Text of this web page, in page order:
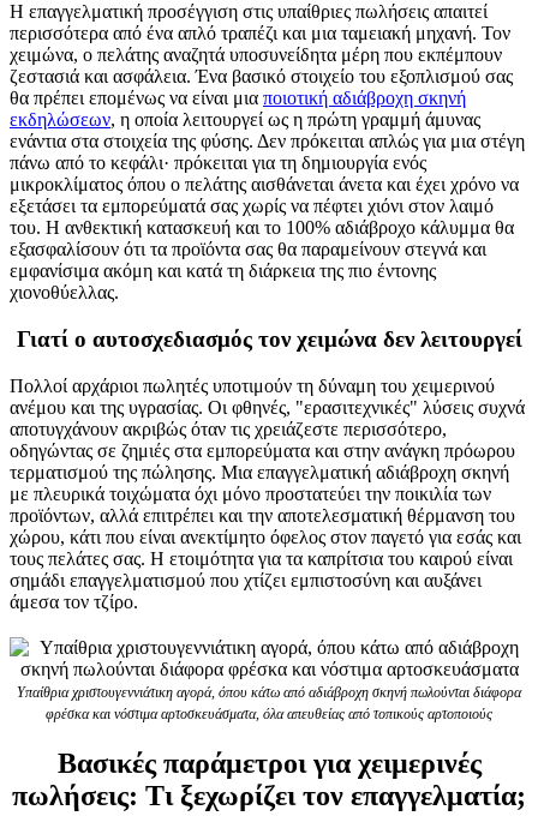
Η επαγγελματική προσέγγιση στις υπαίθριες πωλήσεις απαιτεί
περισσότερα από ένα απλό τραπέζι και μια ταμειακή μηχανή. Τον
χειμώνα, ο πελάτης αναζητά υποσυνείδητα μέρη που εκπέμπουν
ζεστασιά και ασφάλεια. Ένα βασικό στοιχείο του εξοπλισμού σας
θα πρέπει επομένως να είναι μια ποιοτική αδιάβροχη σκηνή
εκδηλώσεων, η οποία λειτουργεί ως η πρώτη γραμμή άμυνας
ενάντια στα στοιχεία της φύσης. Δεν πρόκειται απλώς για μια στέγη
πάνω από το κεφάλι· πρόκειται για τη δημιουργία ενός
μικροκλίματος όπου ο πελάτης αισθάνεται άνετα και έχει χρόνο να
εξετάσει τα εμπορεύματά σας χωρίς να πέφτει χιόνι στον λαιμό
του. Η ανθεκτική κατασκευή και το 100% αδιάβροχο κάλυμμα θα
εξασφαλίσουν ότι τα προϊόντα σας θα παραμείνουν στεγνά και
εμφανίσιμα ακόμη και κατά τη διάρκεια της πιο έντονης
χιονοθύελλας.
Γιατί ο αυτοσχεδιασμός τον χειμώνα δεν λειτουργεί
Πολλοί αρχάριοι πωλητές υποτιμούν τη δύναμη του χειμερινού
ανέμου και της υγρασίας. Οι φθηνές, "ερασιτεχνικές" λύσεις συχνά
αποτυγχάνουν ακριβώς όταν τις χρειάζεστε περισσότερο,
οδηγώντας σε ζημιές στα εμπορεύματα και στην ανάγκη πρόωρου
τερματισμού της πώλησης. Μια επαγγελματική αδιάβροχη σκηνή
με πλευρικά τοιχώματα όχι μόνο προστατεύει την ποικιλία των
προϊόντων, αλλά επιτρέπει και την αποτελεσματική θέρμανση του
χώρου, κάτι που είναι ανεκτίμητο όφελος στον παγετό για εσάς και
τους πελάτες σας. Η ετοιμότητα για τα καπρίτσια του καιρού είναι
σημάδι επαγγελματισμού που χτίζει εμπιστοσύνη και αυξάνει
άμεσα τον τζίρο.
Υπαίθρια χριστουγεννιάτικη αγορά, όπου κάτω από αδιάβροχη σκηνή πωλούνται διάφορα
φρέσκα και νόστιμα αρτοσκευάσματα, όλα απευθείας από τοπικούς αρτοποιούς
Βασικές παράμετροι για χειμερινές
πωλήσεις: Τι ξεχωρίζει τον επαγγελματία;